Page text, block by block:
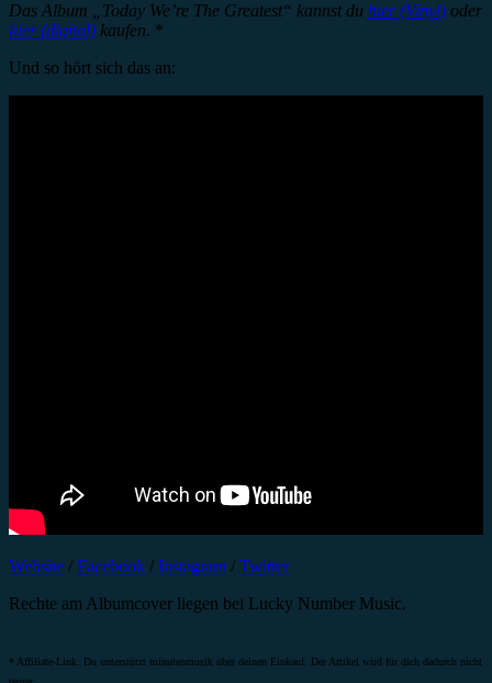
Das Album „Today We’re The Greatest“ kannst du hier (Vinyl) oder
hier (digital) kaufen. *
Und so hört sich das an:
Website / Facebook / Instagram / Twitter
Rechte am Albumcover liegen bei Lucky Number Music.
* Affiliate-Link: Du unterstützt minutenmusik über deinen Einkauf. Der Artikel wird für dich dadurch nicht